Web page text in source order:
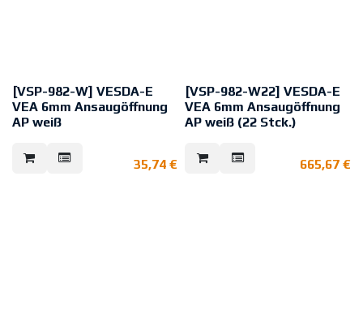
[VSP-982-W] VESDA-E
VEA 6mm Ansaugöffnung
AP weiß
Ansaugrauchmelder VEA mit 6mm
Kapillarschlauch.
35,74 €
[VSP-982-W22] VESDA-E
VEA 6mm Ansaugöffnung
AP weiß (22 Stck.)
Ansaugrauchmelder VEA mit 6mm
Kapillarschlauch für auf Putz665,67€